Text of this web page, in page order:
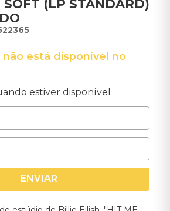
(LP STANDARD)
está disponível no
estiver disponível
ENVIAR